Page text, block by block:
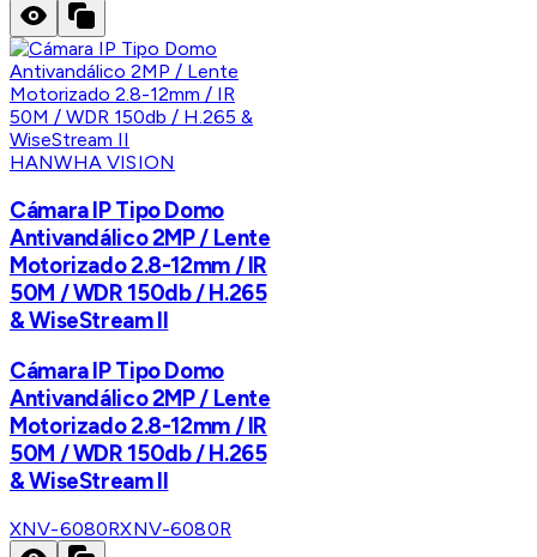
HANWHA VISION
Cámara IP Tipo Domo
Antivandálico 2MP / Lente
Motorizado 2.8-12mm / IR
50M / WDR 150db / H.265
& WiseStream II
Cámara IP Tipo Domo
Antivandálico 2MP / Lente
Motorizado 2.8-12mm / IR
50M / WDR 150db / H.265
& WiseStream II
XNV-6080RXNV-6080R